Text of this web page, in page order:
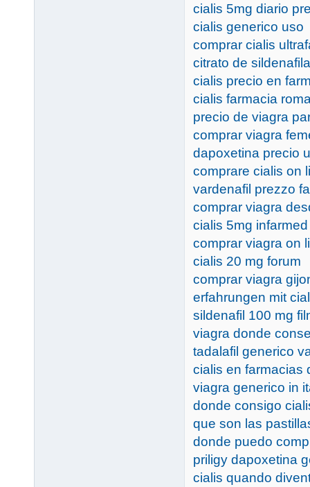
cialis 5mg diario
cialis generico uso
comprar cialis
citrato de
cialis precio en
cialis farmacia
precio de viagra
comprar viagra
dapoxetina precio
comprare cialis on
vardenafil prezzo
comprar viagra
cialis 5mg infarmed
comprar viagra on
cialis 20 mg forum
comprar viagra
erfahrungen mit
sildenafil 100 mg
viagra donde
tadalafil generico
cialis en farmacias
viagra generico in
donde consigo
que son las
donde puedo
priligy dapoxetina
cialis quando